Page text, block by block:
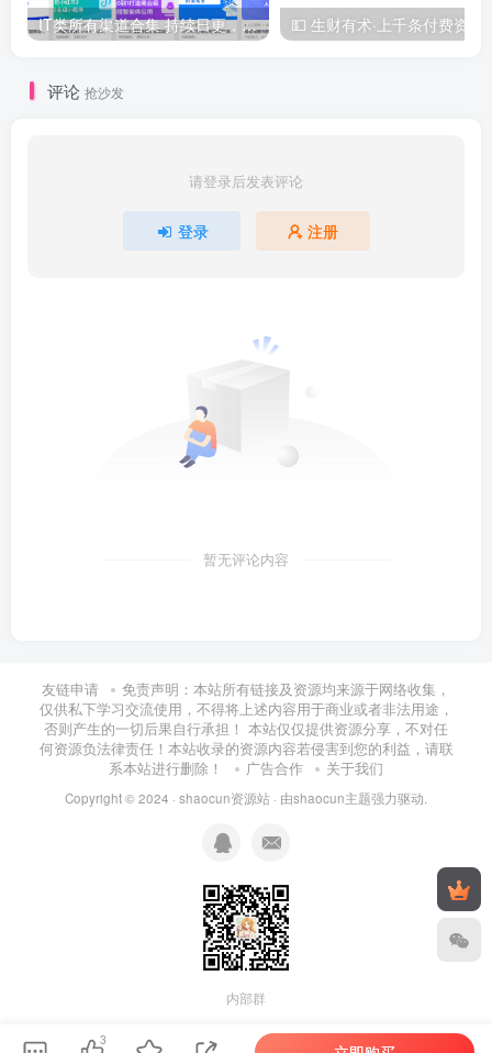
IT类所有渠道合集 持续日更，目前近四千多条资源 年费用户微信私信获取权限
评论 抢沙发
请登录后发表评论
登录 注册
暂无评论内容
友链申请
免责声明：本站所有链接及资源均来源于网络收集，
仅供私下学习交流使用，不得将上述内容用于商业或者非法用途，
否则产生的一切后果自行承担！ 本站仅仅提供资源分享，不对任
何资源负法律责任！本站收录的资源内容若侵害到您的利益，请联
系本站进行删除！
广告合作 关于我们
Copyright © 2024 · shaocun资源站 · 由shaocun主题强力驱动.
内部群
3